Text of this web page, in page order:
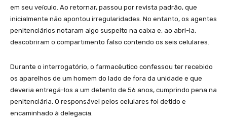
em seu veículo. Ao retornar, passou por revista padrão, que
inicialmente não apontou irregularidades. No entanto, os agentes
penitenciários notaram algo suspeito na caixa e, ao abri-la,
descobriram o compartimento falso contendo os seis celulares.
Durante o interrogatório, o farmacêutico confessou ter recebido
os aparelhos de um homem do lado de fora da unidade e que
deveria entregá-los a um detento de 56 anos, cumprindo pena na
penitenciária. O responsável pelos celulares foi detido e
encaminhado à delegacia.